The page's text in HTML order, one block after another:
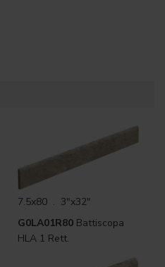
7.5x80 . 3"x32"
G0LA01R80 Battiscopa
HLA 1 Rett.